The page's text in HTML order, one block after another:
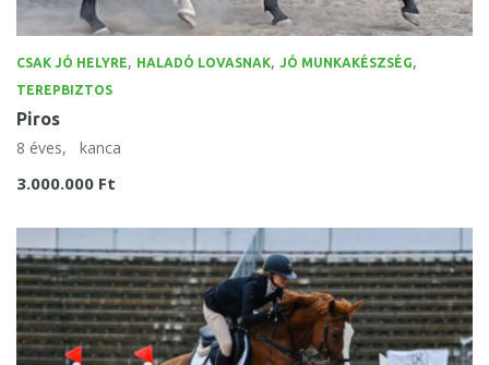
CSAK JÓ HELYRE, HALADÓ LOVASNAK, JÓ MUNKAKÉSZSÉG,
TEREPBIZTOS
Piros
8 éves, kanca
3.000.000 Ft